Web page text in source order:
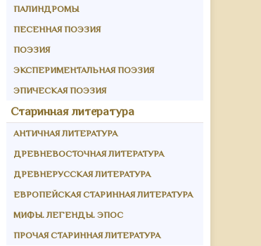
ПАЛИНДРОМЫ
ПЕСЕННАЯ ПОЭЗИЯ
ПОЭЗИЯ
ЭКСПЕРИМЕНТАЛЬНАЯ ПОЭЗИЯ
ЭПИЧЕСКАЯ ПОЭЗИЯ
Старинная литература
АНТИЧНАЯ ЛИТЕРАТУРА
ДРЕВНЕВОСТОЧНАЯ ЛИТЕРАТУРА
ДРЕВНЕРУССКАЯ ЛИТЕРАТУРА
ЕВРОПЕЙСКАЯ СТАРИННАЯ ЛИТЕРАТУРА
МИФЫ. ЛЕГЕНДЫ. ЭПОС
ПРОЧАЯ СТАРИННАЯ ЛИТЕРАТУРА